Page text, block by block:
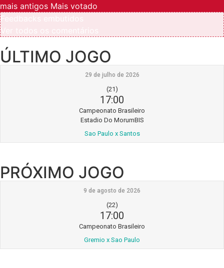
mais antigos Mais votado
ÚLTIMO JOGO
29 de julho de 2026
(21)
17:00
Campeonato Brasileiro
Estadio Do MorumBIS
Sao Paulo x Santos
PRÓXIMO JOGO
9 de agosto de 2026
(22)
17:00
Campeonato Brasileiro
Gremio x Sao Paulo